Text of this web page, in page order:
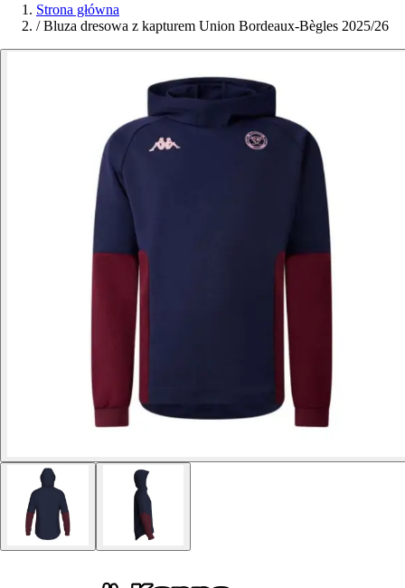
Strona główna
/ Bluza dresowa z kapturem Union Bordeaux-Bègles 2025/26